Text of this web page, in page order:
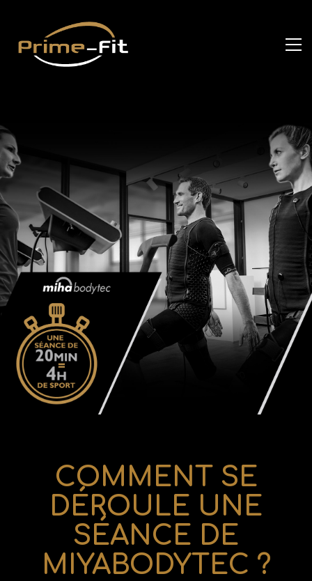
COMMENT SE
DÉROULE UNE
SÉANCE DE
MIYABODYTEC ?